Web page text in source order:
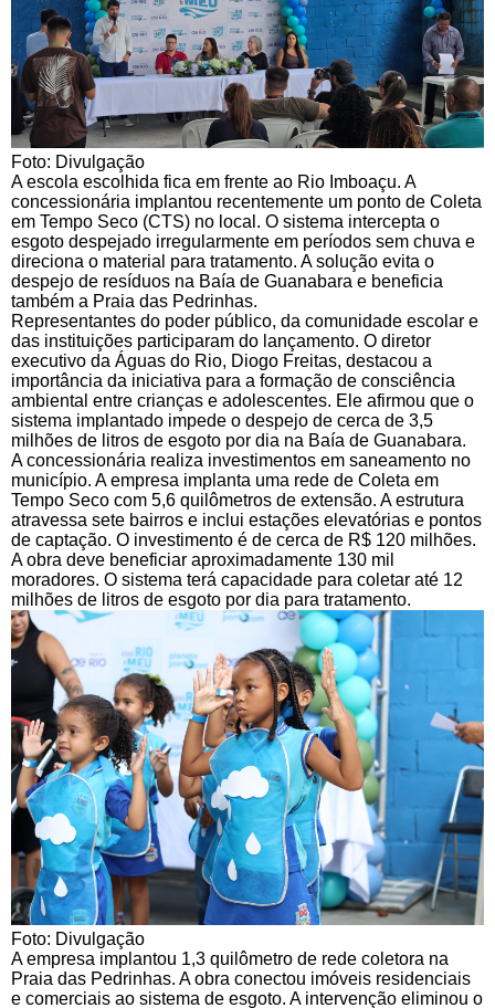
Foto: Divulgação
A escola escolhida fica em frente ao Rio Imboaçu. A
concessionária implantou recentemente um ponto de Coleta
em Tempo Seco (CTS) no local. O sistema intercepta o
esgoto despejado irregularmente em períodos sem chuva e
direciona o material para tratamento. A solução evita o
despejo de resíduos na Baía de Guanabara e beneficia
também a Praia das Pedrinhas.
Representantes do poder público, da comunidade escolar e
das instituições participaram do lançamento. O diretor
executivo da Águas do Rio, Diogo Freitas, destacou a
importância da iniciativa para a formação de consciência
ambiental entre crianças e adolescentes. Ele afirmou que o
sistema implantado impede o despejo de cerca de 3,5
milhões de litros de esgoto por dia na Baía de Guanabara.
A concessionária realiza investimentos em saneamento no
município. A empresa implanta uma rede de Coleta em
Tempo Seco com 5,6 quilômetros de extensão. A estrutura
atravessa sete bairros e inclui estações elevatórias e pontos
de captação. O investimento é de cerca de R$ 120 milhões.
A obra deve beneficiar aproximadamente 130 mil
moradores. O sistema terá capacidade para coletar até 12
milhões de litros de esgoto por dia para tratamento.
Foto: Divulgação
A empresa implantou 1,3 quilômetro de rede coletora na
Praia das Pedrinhas. A obra conectou imóveis residenciais
e comerciais ao sistema de esgoto. A intervenção eliminou o